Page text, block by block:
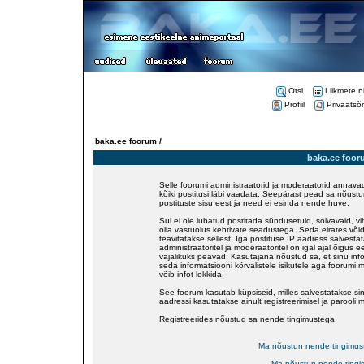
Otsi
Liikmete
Profiil
baka.ee foorum /
baka.ee
Selle foorumi administraatorid ja moderaatorid
kõiki postitusi läbi vaadata. Seepärast pead sa
postituste sisu eest ja need ei esinda nende huve.
Sul ei ole lubatud postitada sündusetuid, solvavaid,
olla vastuolus kehtivate seadustega. Seda eirates
teavitatakse sellest. Iga postituse IP aadress
administraatoritel ja moderaatoritel on igal ajal õigus
vajalikuks peavad. Kasutajana nõustud sa, et sinu
seda informatsiooni kõrvalistele isikutele aga foorumi
võib infot lekkida.
See foorum kasutab küpsiseid, milles salvestatakse
aadressi kasutatakse ainult registreerimisel ja parooli
Registreerides nõustud sa nende tingimustega.
Ma nõustun nende